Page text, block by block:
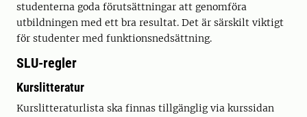
studenterna goda förutsättningar att genomföra
utbildningen med ett bra resultat. Det är särskilt viktigt
för studenter med funktionsnedsättning.
SLU-regler
Kurslitteratur
Kurslitteraturlista ska finnas tillgänglig via kurssidan